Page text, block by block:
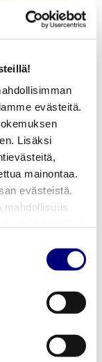
evästeitä.
Lisäksi
mainontaa.
evästeistä.
mahdollisuus
joista